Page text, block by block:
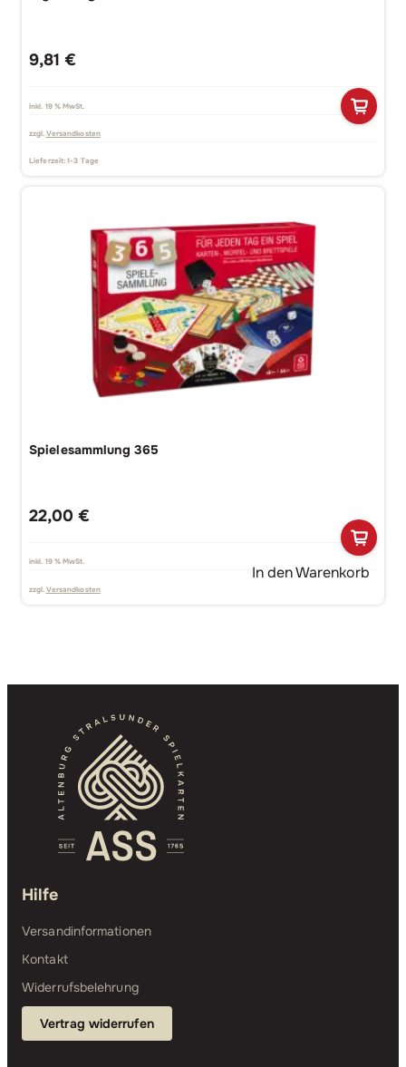
9,81 €
inkl. 19 % MwSt.
zzgl. Versandkosten
Lieferzeit:1-3 Tage
Spielesammlung 365
22,00 €
inkl. 19 % MwSt.
zzgl. Versandkosten
In den Warenkorb
Hilfe
Versandinformationen
Kontakt
Widerrufsbelehrung
Vertrag widerrufen